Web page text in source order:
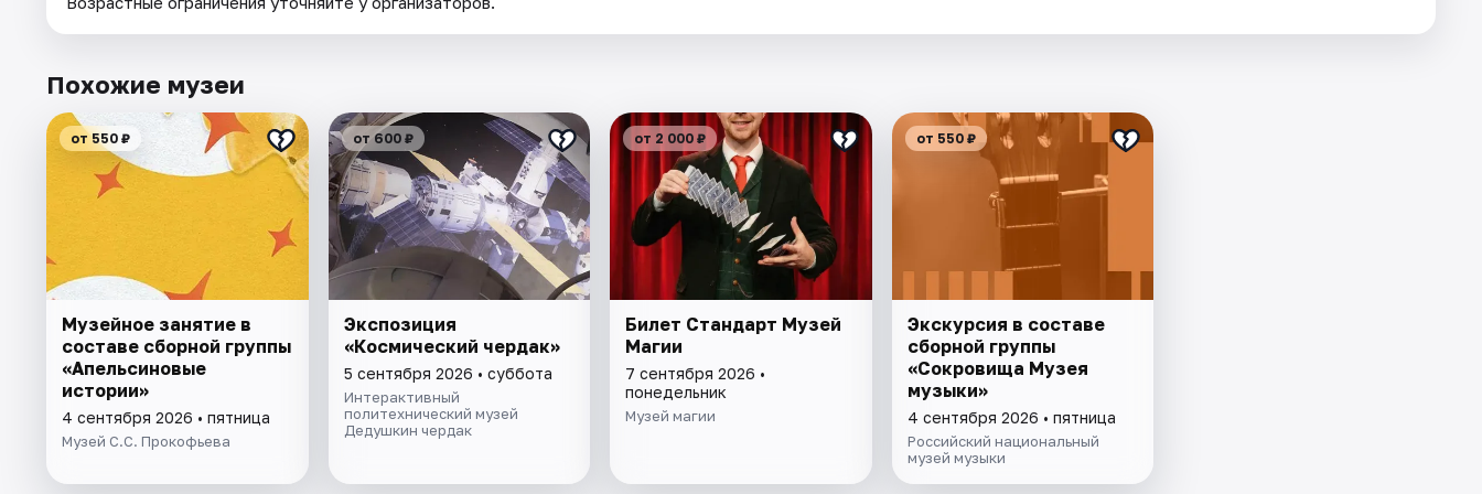
Похожие музеи
от 550 ₽
Музейное занятие в
составе сборной группы
«Апельсиновые
истории»
4 сентября 2026 • пятница
Музей С.С. Прокофьева
от 600 ₽
Экспозиция
«Космический чердак»
5 сентября 2026 • суббота
Интерактивный
политехнический музей
Дедушкин чердак
от 2 000 ₽
Билет Стандарт Музей
Магии
7 сентября 2026 •
понедельник
Музей магии
от 550 ₽
Экскурсия в составе
сборной группы
«Сокровища Музея
музыки»
4 сентября 2026 • пятница
Российский национальный
музей музыки